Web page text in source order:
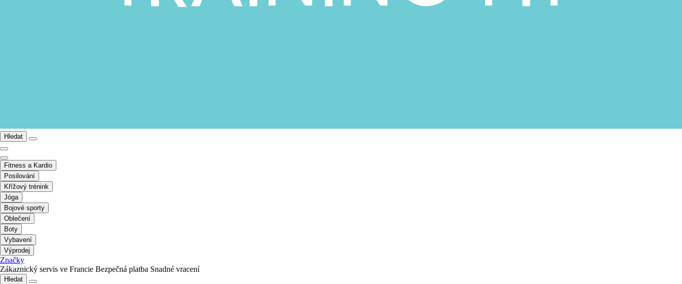
Hledat
Fitness a Kardio
Posilování
Křížový trénink
Jóga
Bojové sporty
Oblečení
Boty
Vybavení
Výprodej
Značky
Zákaznický servis ve Francie Bezpečná platba Snadné vracení
Hledat